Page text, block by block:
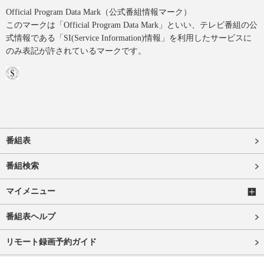
Official Program Data Mark（公式番組情報マーク）
このマークは「Official Program Data Mark」といい、テレビ番組の公
式情報である「SI(Service Information)情報」を利用したサービスに
のみ表記が許されているマークです。
番組表
番組検索
マイメニュー
番組表ヘルプ
リモート録画予約ガイド